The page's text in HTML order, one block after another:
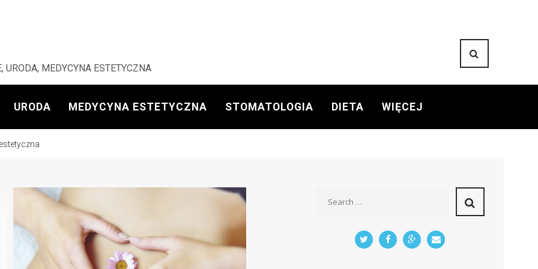
URODA, MEDYCYNA ESTETYCZNA
URODA MEDYCYNA ESTETYCZNA STOMATOLOGIA DIETA WIĘCEJ